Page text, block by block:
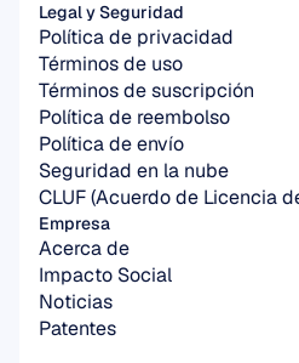
Empresa
Acerca de
Impacto Social
Noticias
Patentes
Legal y Seguridad
Política de privacidad
Términos de uso
Términos de suscripción
Política de reembolso
Política de envío
Seguridad en la nube
CLUF (Acuerdo de Licencia